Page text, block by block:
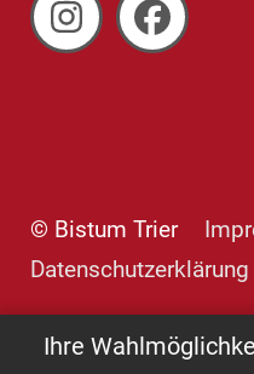
Ihre
© Bistum Trier
Datenschutzerklärung